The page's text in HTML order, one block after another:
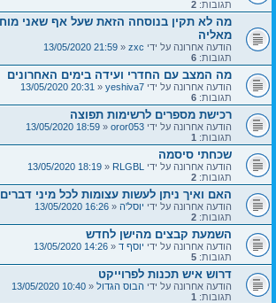
תגובות: 2
מה לא תקין בנוסחה הזאת שעל אף שאני
מאליה
הודעה אחרונה על ידי zxc
«
21:59 13/05/2020
תגובות: 6
מה המצב עם החדרי ועידה בימים האחרונים
הודעה אחרונה על ידי yeshiva7
«
20:31 13/05/2020
תגובות: 6
רכישת מספרים לרשימות תפוצה
הודעה אחרונה על ידי oror053
«
18:59 13/05/2020
תגובות: 1
שכחתי סיסמה
הודעה אחרונה על ידי RLGBL
«
18:19 13/05/2020
תגובות: 2
האם ואיך ניתן לעשות עצומות לכל מיני
הודעה אחרונה על ידי יוסל'ה «
16:26 13/05/2020
תגובות: 2
השמעת קבצים מהישן לחדש
הודעה אחרונה על ידי יוסף ד «
14:26 13/05/2020
תגובות: 5
דרוש איש תכנות לפרוייקט
הודעה אחרונה על ידי הבוס הגדול «
10:40 13/05/2020
תגובות: 1